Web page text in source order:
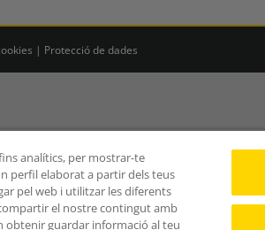
| Protecció de dades
analítics, per mostrar-te
perfil elaborat a partir dels teus
pel web i utilitzar les diferents
el nostre contingut amb
obtenir guardar informació al teu